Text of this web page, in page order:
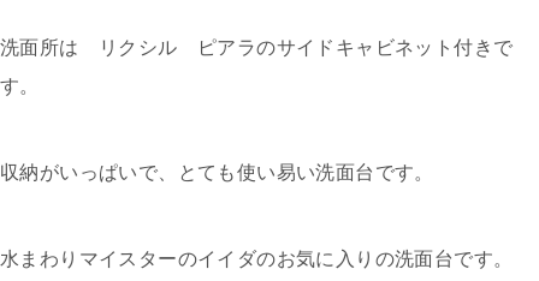
洗面所は リクシル ピアラのサイドキャビネット付きで
す。
収納がいっぱいで、とても使い易い洗面台です。
水まわりマイスターのイイダのお気に入りの洗面台です。